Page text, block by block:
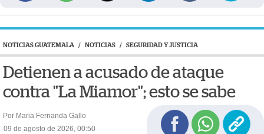
NOTICIAS GUATEMALA / NOTICIAS / SEGURIDAD Y JUSTICIA
Detienen a acusado de ataque
contra "La Miamor"; esto se sabe
Por Maria Fernanda Gallo
09 de agosto de 2026, 00:50